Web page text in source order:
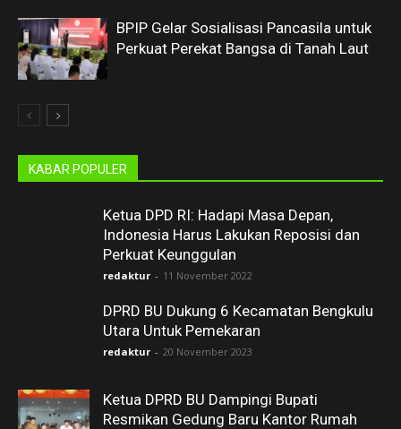
BPIP Gelar Sosialisasi Pancasila untuk
Perkuat Perekat Bangsa di Tanah Laut
KABAR POPULER
Ketua DPD RI: Hadapi Masa Depan,
Indonesia Harus Lakukan Reposisi dan
Perkuat Keunggulan
redaktur - 11 November 2022
DPRD BU Dukung 6 Kecamatan Bengkulu
Utara Untuk Pemekaran
redaktur - 20 November 2023
Ketua DPRD BU Dampingi Bupati
Resmikan Gedung Baru Kantor Rumah